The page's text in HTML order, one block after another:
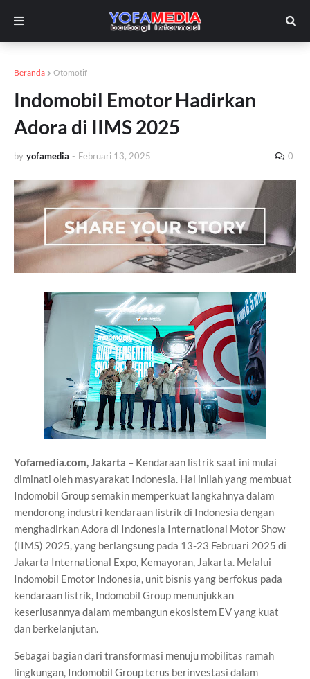
Beranda Otomotif
Indomobil Emotor Hadirkan
Adora di IIMS 2025
by yofamedia - Februari 13, 2025 0
Yofamedia.com, Jakarta – Kendaraan listrik saat ini mulai
diminati oleh masyarakat Indonesia. Hal inilah yang membuat
Indomobil Group semakin memperkuat langkahnya dalam
mendorong industri kendaraan listrik di Indonesia dengan
menghadirkan Adora di Indonesia International Motor Show
(IIMS) 2025, yang berlangsung pada 13-23 Februari 2025 di
Jakarta International Expo, Kemayoran, Jakarta. Melalui
Indomobil Emotor Indonesia, unit bisnis yang berfokus pada
kendaraan listrik, Indomobil Group menunjukkan
keseriusannya dalam membangun ekosistem EV yang kuat
dan berkelanjutan.
Sebagai bagian dari transformasi menuju mobilitas ramah
lingkungan, Indomobil Group terus berinvestasi dalam